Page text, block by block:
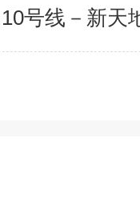
号线－新天